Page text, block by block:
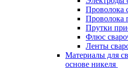
Проволока
Проволока
Прутки
Флюс
Ленты
Материалы для
основе никеля